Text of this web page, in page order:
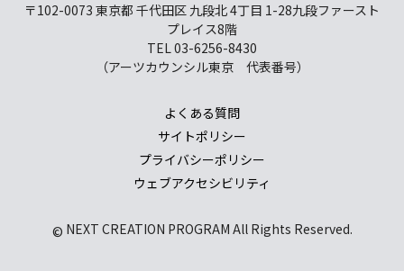
〒102-0073 東京都 千代田区 九段北 4丁目 1-28九段ファースト
プレイス8階
TEL 03-6256-8430
（アーツカウンシル東京 代表番号）
よくある質問
サイトポリシー
プライバシーポリシー
ウェブアクセシビリティ
© NEXT CREATION PROGRAM All Rights Reserved.